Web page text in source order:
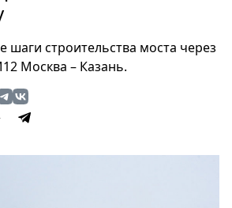
строительства моста через
Москва – Казань.